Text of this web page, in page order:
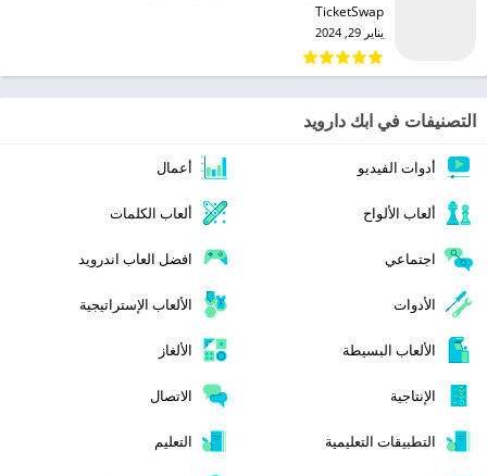
TicketSwap‏
يناير 29, 2024
التصنيفات في ابك دارويد
أدوات الفيديو أعمال
ألعاب الألواح ألعاب الكلمات
اجتماعي افضل العاب اندرويد
الأدوات الألعاب الإستراتيجية
الألعاب البسيطة الألغاز
الإنتاجية الاتصال
التطبيقات التعليمية التعليم